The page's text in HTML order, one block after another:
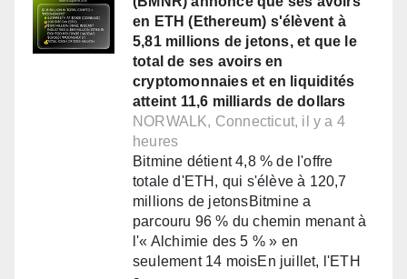
en ETH (Ethereum) s'élèvent à
5,81 millions de jetons, et que le
total de ses avoirs en
cryptomonnaies et en liquidités
atteint 11,6 milliards de dollars
NORWALK, Connecticut, il y a 4
heures
Bitmine détient 4,8 % de l'offre
totale d'ETH, qui s'élève à 120,7
millions de jetonsBitmine a
parcouru 96 % du chemin menant à
l'« Alchimie des 5 % » en
seulement 14 moisEn juillet, l'ETH